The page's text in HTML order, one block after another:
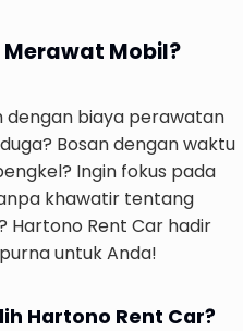
Merawat Mobil?
dengan biaya perawatan
Bosan dengan waktu
Ingin fokus pada
khawatir tentang
Hartono Rent Car hadir
untuk Anda!
Hartono Rent Car?